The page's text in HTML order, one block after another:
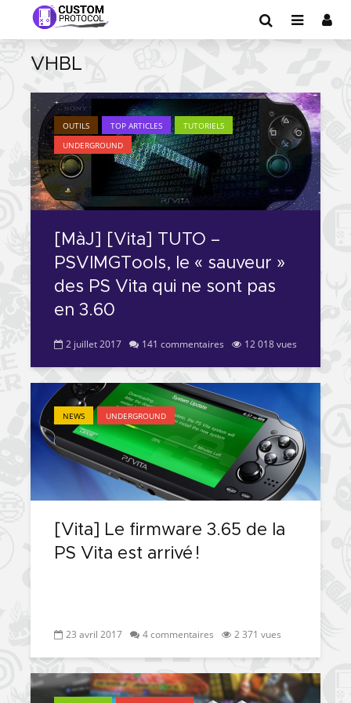
VHBL
OUTILS TOP ARTICLES
TUTORIELS
UNDERGROUND
[MàJ] [Vita] TUTO –
PSVIMGTools, le « sauveur »
des PS Vita qui ne sont pas
en 3.60
2 juillet 2017 141 commentaires 12 018 vues
NEWS UNDERGROUND
[Vita] Le firmware 3.65 de la
PS Vita est arrivé !
23 avril 2017 4 commentaires 2 371 vues